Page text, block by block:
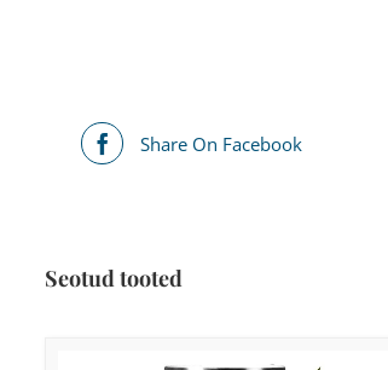
Share On Facebook
Seotud tooted